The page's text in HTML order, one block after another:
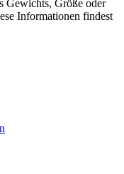
Gewichts, Größe oder
Informationen findest